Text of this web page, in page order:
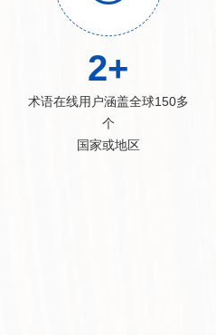
2+
术语在线用户涵盖全球150多
个
国家或地区